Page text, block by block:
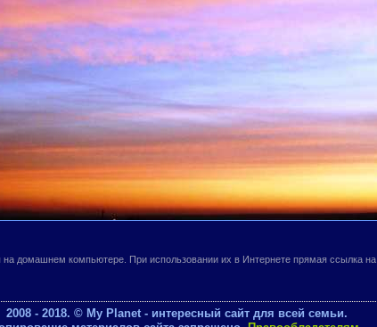
домашнем компьютере. При использовании их в Интернете прямая ссылка на
2008 - 2018. © My Planet - интересный сайт для всей семьи.